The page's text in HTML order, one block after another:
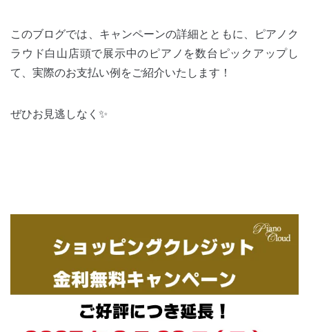
このブログでは、キャンペーンの詳細とともに、ピアノク
ラウド白山店頭で展示中のピアノを数台ピックアップし
て、実際のお支払い例をご紹介いたします！
ぜひお見逃しなく✨